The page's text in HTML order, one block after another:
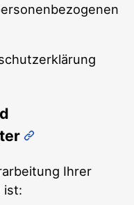
Ihrer
ist: